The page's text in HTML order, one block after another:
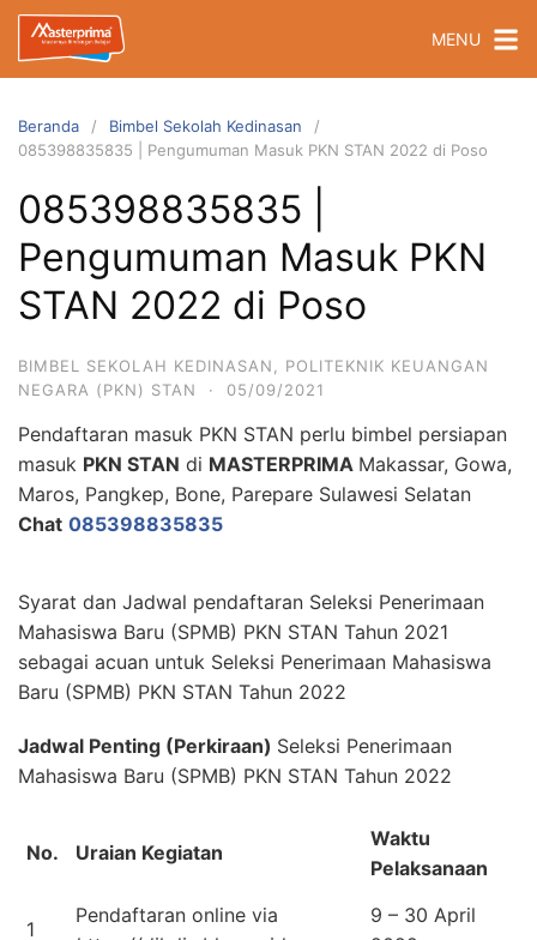
Langsung
konten
MENU
Beranda
Bimbel Sekolah Kedinasan
085398835835 | Pengumuman Masuk PKN STAN 2022 di Poso
085398835835 |
Pengumuman Masuk PKN
STAN 2022 di Poso
BIMBEL SEKOLAH KEDINASAN
POLITEKNIK KEUANGAN
NEGARA (PKN) STAN
· 05/09/2021
Pendaftaran masuk PKN STAN perlu bimbel persiapan
masuk PKN STAN di MASTERPRIMA Makassar, Gowa,
Maros, Pangkep, Bone, Parepare Sulawesi Selatan
Chat 085398835835
Syarat dan Jadwal pendaftaran Seleksi Penerimaan
Mahasiswa Baru (SPMB) PKN STAN Tahun 2021
sebagai acuan untuk Seleksi Penerimaan Mahasiswa
Baru (SPMB) PKN STAN Tahun 2022
Jadwal Penting (Perkiraan) Seleksi Penerimaan
Mahasiswa Baru (SPMB) PKN STAN Tahun 2022
No. Uraian Kegiatan
Waktu
Pelaksanaan
1
Pendaftaran online via
9 – 30 April